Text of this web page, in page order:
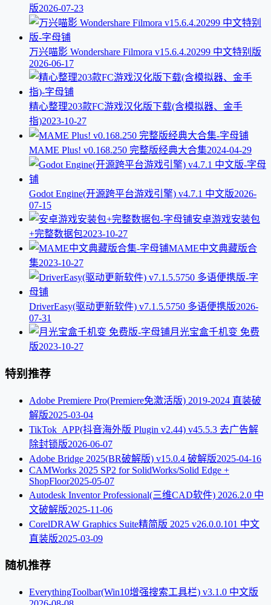
版2026-07-23
万兴喵影 Wondershare Filmora v15.6.4.20299 中文特别版
2026-06-17
精心整理203款FC游戏汉化版下载(含模拟器、金手
指)2023-10-27
MAME Plus! v0.168.250 完整版经典大合集2024-04-29
Godot Engine(开源跨平台游戏引擎) v4.7.1 中文版2026-
07-15
安卓游戏安装包
+完整数据包2023-10-27
MAME中文典藏版合
集2023-10-27
DriverEasy(驱动更新软件) v7.1.5.5750 多语便携版2026-
07-31
月光宝盒千机变 免费
版2023-10-27
特别推荐
Adobe Premiere Pro(Premiere免激活版) 2019-2024 直装破
解版2025-03-04
TikTok_APP(抖音海外版 Plugin v2.44) v45.5.3 去广告解
除封锁版2026-06-07
Adobe Bridge 2025(BR破解版) v15.0.4 破解版2025-04-16
CAMWorks 2025 SP2 for SolidWorks/Solid Edge +
ShopFloor2025-05-07
Autodesk Inventor Professional(三维CAD软件) 2026.2.0 中
文破解版2025-11-06
CorelDRAW Graphics Suite精简版 2025 v26.0.0.101 中文
直装版2025-03-09
随机推荐
EverythingToolbar(Win10增强搜索工具栏) v3.1.0 中文版